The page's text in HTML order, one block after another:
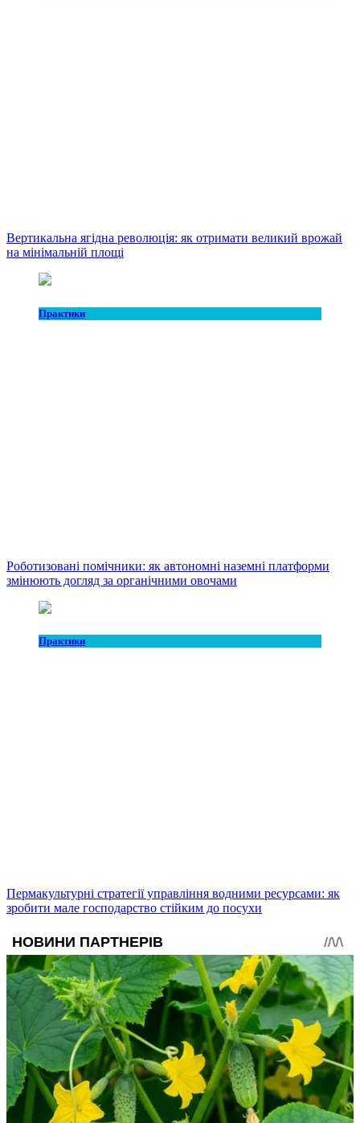
Вертикальна ягідна революція: як отримати великий врожай
на мінімальній площі
Практики
Роботизовані помічники: як автономні наземні платформи
змінюють догляд за органічними овочами
Практики
Пермакультурні стратегії управління водними ресурсами: як
зробити мале господарство стійким до посухи